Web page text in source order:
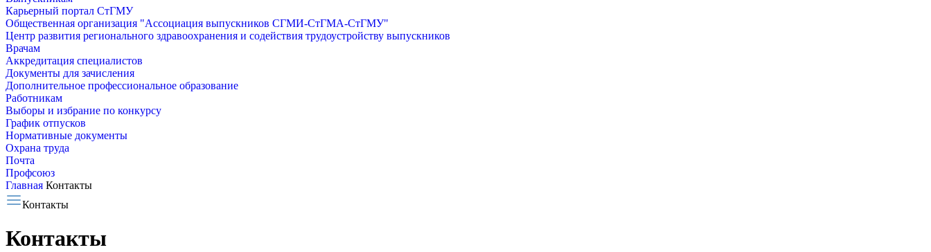
Карьерный портал СтГМУ
Общественная организация "Ассоциация выпускников СГМИ-СтГМА-СтГМУ"
Центр развития регионального здравоохранения и содействия трудоустройству выпускников
Врачам
Аккредитация специалистов
Документы для зачисления
Дополнительное профессиональное образование
Работникам
Выборы и избрание по конкурсу
График отпусков
Нормативные документы
Охрана труда
Почта
Профсоюз
Главная Контакты
Контакты
Контакты